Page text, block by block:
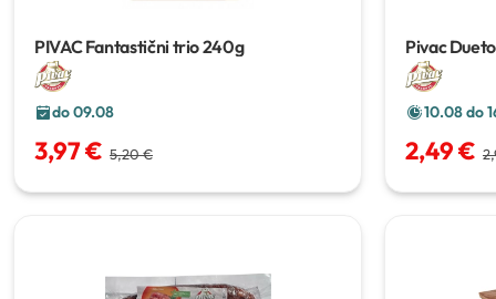
PIVAC Fantastični trio240g
do 09.08
3,97 € 5,20 €
Pivac Dueto
10.08 do
2,49 €